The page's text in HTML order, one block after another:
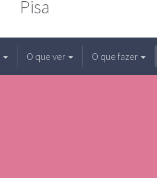
Pisa
O que ver O que fazer